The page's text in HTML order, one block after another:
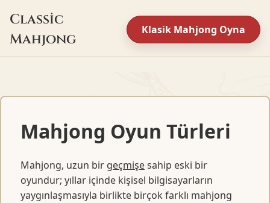
Classic
Mahjong
Klasik Mahjong Oyna
Mahjong Oyun Türleri
Mahjong, uzun bir geçmişesahip eski bir
oyundur; yıllar içinde kişisel bilgisayarların
yaygınlaşmasıyla birlikte birçok farklı mahjong